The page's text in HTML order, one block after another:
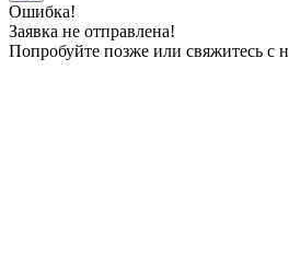
Ошибка!
Заявка не отправлена!
Попробуйте позже или свяжитесь с